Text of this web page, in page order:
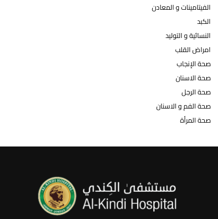
الفيتامينات و المعادن
الكبد
النسائية و التوليد
امراض القلب
صحة الإنجاب
صحة الاسنان
صحة الرجل
صحة الفم و الاسنان
صحة المرأة